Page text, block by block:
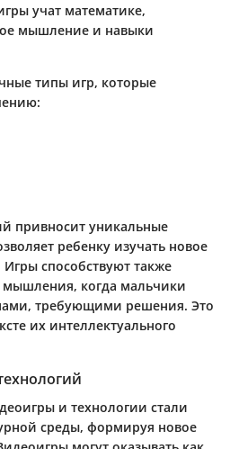
учат математике,
мышление и навыки
типы игр, которые
привносит уникальные
ребенку изучать новое
способствуют также
мышления, когда мальчики
требующими решения. Это
их интеллектуального
и технологии стали
среды, формируя новое